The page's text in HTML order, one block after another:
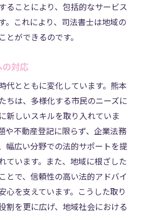
ることにより、包括的なサービス
。これにより、司法書士は地域の
とができるのです。
の対応
代とともに変化しています。熊本
ちは、多様化する市民のニーズに
新しいスキルを取り入れていま
や不動産登記に限らず、企業法務
幅広い分野での法的サポートを提
ています。また、地域に根ざした
とで、信頼性の高い法的アドバイ
心を支えています。こうした取り
割を更に広げ、地域社会における